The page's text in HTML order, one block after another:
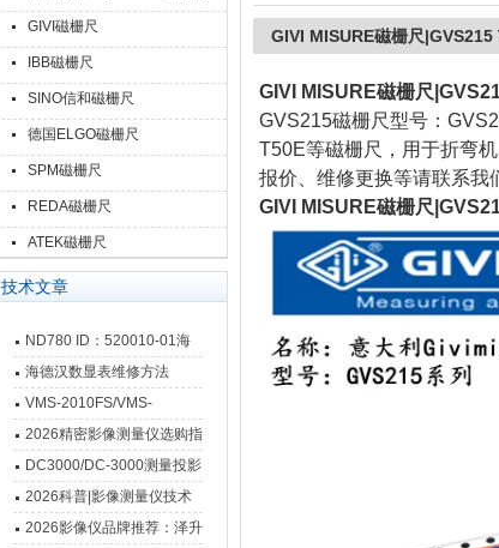
GIVI磁栅尺
IBB磁栅尺
SINO信和磁栅尺
德国ELGO磁栅尺
SPM磁栅尺
REDA磁栅尺
ATEK磁栅尺
技术文章
ND780 ID：520010-01海
德汉数显表故障维修内容
海德汉数显表维修方法
VMS-2010FS/VMS-
3020FS/VMS-4030FS手动
影像测量仪技术参数
2026精密影像测量仪选购指
南 靠谱品牌一站式选型推荐
DC3000/DC-3000测量投影
仪万濠数据处理器数显表故
障维修方法
2026科普|影像测量仪技术
原理、分类及选型应用
2026影像仪品牌推荐：泽升
GIVI MISURE磁栅尺
GIVI MISURE磁栅尺
GVS215磁栅尺型号：
T50E等磁栅尺，用于折弯
报价、维修更换等请联系我
GIVI MISURE磁栅尺